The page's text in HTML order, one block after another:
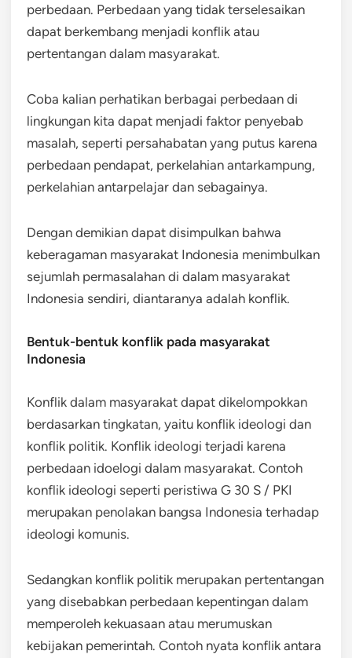
perbedaan. Perbedaan yang tidak terselesaikan
dapat berkembang menjadi konflik atau
pertentangan dalam masyarakat.
Coba kalian perhatikan berbagai perbedaan di
lingkungan kita dapat menjadi faktor penyebab
masalah, seperti persahabatan yang putus karena
perbedaan pendapat, perkelahian antarkampung,
perkelahian antarpelajar dan sebagainya.
Dengan demikian dapat disimpulkan bahwa
keberagaman masyarakat Indonesia menimbulkan
sejumlah permasalahan di dalam masyarakat
Indonesia sendiri, diantaranya adalah konflik.
Bentuk-bentuk konflik pada masyarakat
Indonesia
Konflik dalam masyarakat dapat dikelompokkan
berdasarkan tingkatan, yaitu konflik ideologi dan
konflik politik. Konflik ideologi terjadi karena
perbedaan idoelogi dalam masyarakat. Contoh
konflik ideologi seperti peristiwa G 30 S / PKI
merupakan penolakan bangsa Indonesia terhadap
ideologi komunis.
Sedangkan konflik politik merupakan pertentangan
yang disebabkan perbedaan kepentingan dalam
memperoleh kekuasaan atau merumuskan
kebijakan pemerintah. Contoh nyata konflik antara